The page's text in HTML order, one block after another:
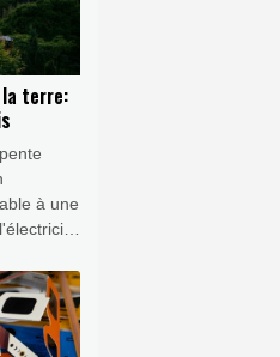
terre:
à une